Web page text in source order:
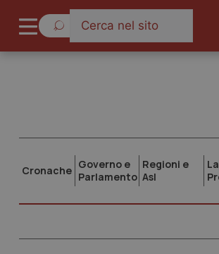
Cronache Governo e
Parlamento
Regioni e
Asl